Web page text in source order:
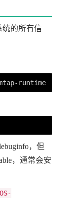
统的所有信
，但
，通常会安